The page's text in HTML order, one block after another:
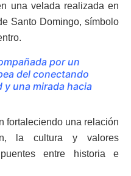
una velada realizada en
Santo Domingo, símbolo
por un
del conectando
una mirada hacia
fortaleciendo una relación
la cultura y valores
puentes entre historia e